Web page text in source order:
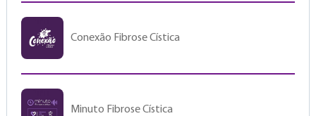
Conexão Fibrose Cística
Minuto Fibrose Cística